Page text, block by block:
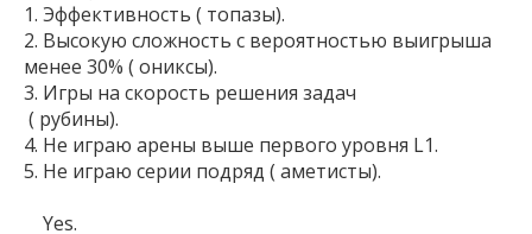
1. Эффективность ( топазы).
2. Высокую сложность с вероятностью выигрыша
менее 30% ( ониксы).
3. Игры на скорость решения задач
4. Не играю арены выше первого уровня L1.
5. Не играю серии подряд ( аметисты).